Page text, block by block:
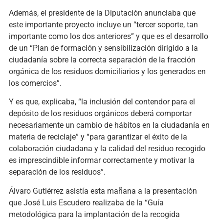
Además, el presidente de la Diputación anunciaba que
este importante proyecto incluye un “tercer soporte, tan
importante como los dos anteriores” y que es el desarrollo
de un “Plan de formación y sensibilización dirigido a la
ciudadanía sobre la correcta separación de la fracción
orgánica de los residuos domiciliarios y los generados en
los comercios”.
Y es que, explicaba, “la inclusión del contendor para el
depósito de los residuos orgánicos deberá comportar
necesariamente un cambio de hábitos en la ciudadanía en
materia de reciclaje” y “para garantizar el éxito de la
colaboración ciudadana y la calidad del residuo recogido
es imprescindible informar correctamente y motivar la
separación de los residuos”.
Álvaro Gutiérrez asistía esta mañana a la presentación
que José Luis Escudero realizaba de la “Guía
metodológica para la implantación de la recogida